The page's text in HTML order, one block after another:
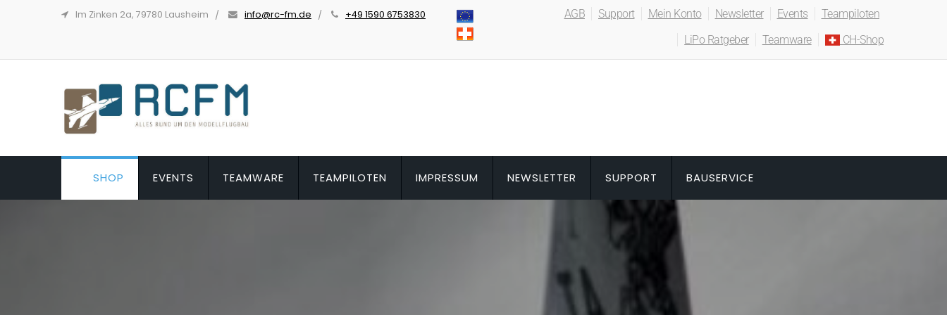
Im Zinken 2a, 79780 Lausheim info@rc-fm.de +49 1590 6753830 AGB Support Mein Konto Newsletter Events
Teampiloten
LiPo Ratgeber
Teamware CH-Shop
SHOP EVENTS TEAMWARE TEAMPILOTEN IMPRESSUM NEWSLETTER SUPPORT BAUSERVICE